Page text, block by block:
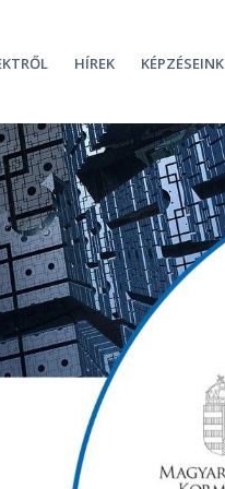
HÍREK KÉPZÉSEINK